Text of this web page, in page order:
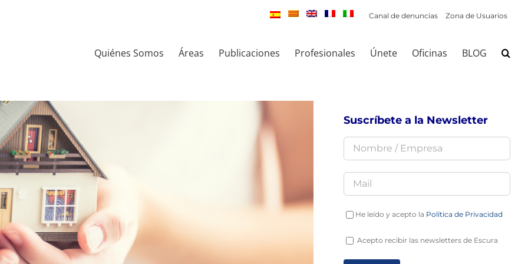
Canal de denuncias Zona de Usuarios
Quiénes Somos Áreas Publicaciones Profesionales Únete Oficinas BLOG
Suscríbete a la Newsletter
He leído y acepto la Política de Privacidad
Acepto recibir las newsletters de Escura